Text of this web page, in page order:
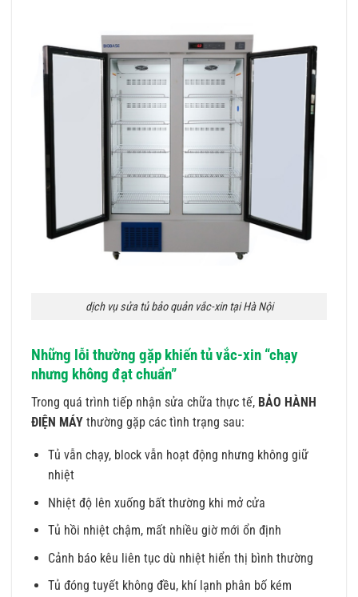
dịch vụ sửa tủ bảo quản vắc-xin tại Hà Nội
Những lỗi thường gặp khiến tủ vắc-xin “chạy
nhưng không đạt chuẩn”
Trong quá trình tiếp nhận sửa chữa thực tế, BẢO HÀNH
ĐIỆN MÁY thường gặp các tình trạng sau:
Tủ vẫn chạy, block vẫn hoạt động nhưng không giữ
nhiệt
Nhiệt độ lên xuống bất thường khi mở cửa
Tủ hồi nhiệt chậm, mất nhiều giờ mới ổn định
Cảnh báo kêu liên tục dù nhiệt hiển thị bình thường
Tủ đóng tuyết không đều, khí lạnh phân bố kém